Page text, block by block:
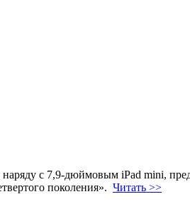
наряду с 7,9-дюймовым iPad mini,
поколения». Читать >>